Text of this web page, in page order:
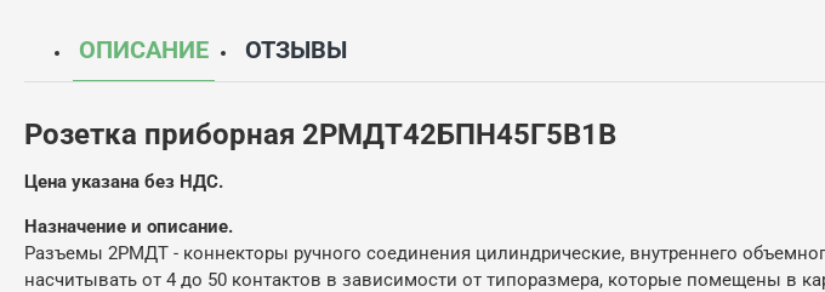
ОПИСАНИЕ ОТЗЫВЫ
Розетка приборная 2РМДТ42БПН45Г5В1В
Цена указана без НДС.
Назначение и описание.
Разъемы 2РМДТ - коннекторы ручного соединения цилиндрические, внутреннего
насчитывать от 4 до 50 контактов в зависимости от типоразмера, которые помещены в